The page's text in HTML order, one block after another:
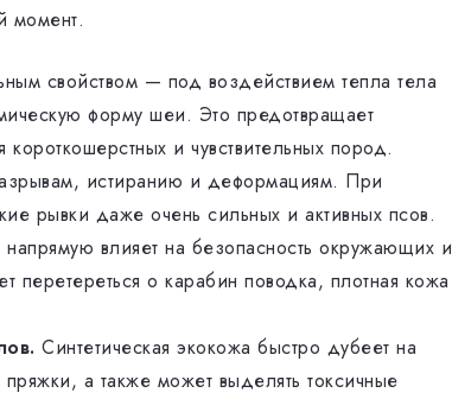
момент.
свойством — под воздействием тепла тела
форму шеи. Это предотвращает
и чувствительных пород.
истиранию и деформациям. При
рывки даже очень сильных и активных псов.
влияет на безопасность окружающих и
перетереться о карабин поводка, плотная кожа
Синтетическая экокожа быстро дубеет на
а также может выделять токсичные